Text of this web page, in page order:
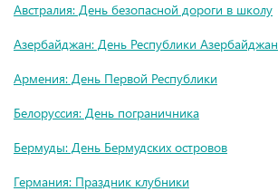
Австралия: День безопасной дороги в школу
Азербайджан: День Республики Азербайджан
Армения: День Первой Республики
Белоруссия: День пограничника
Бермуды: День Бермудских островов
Германия: Праздник клубники